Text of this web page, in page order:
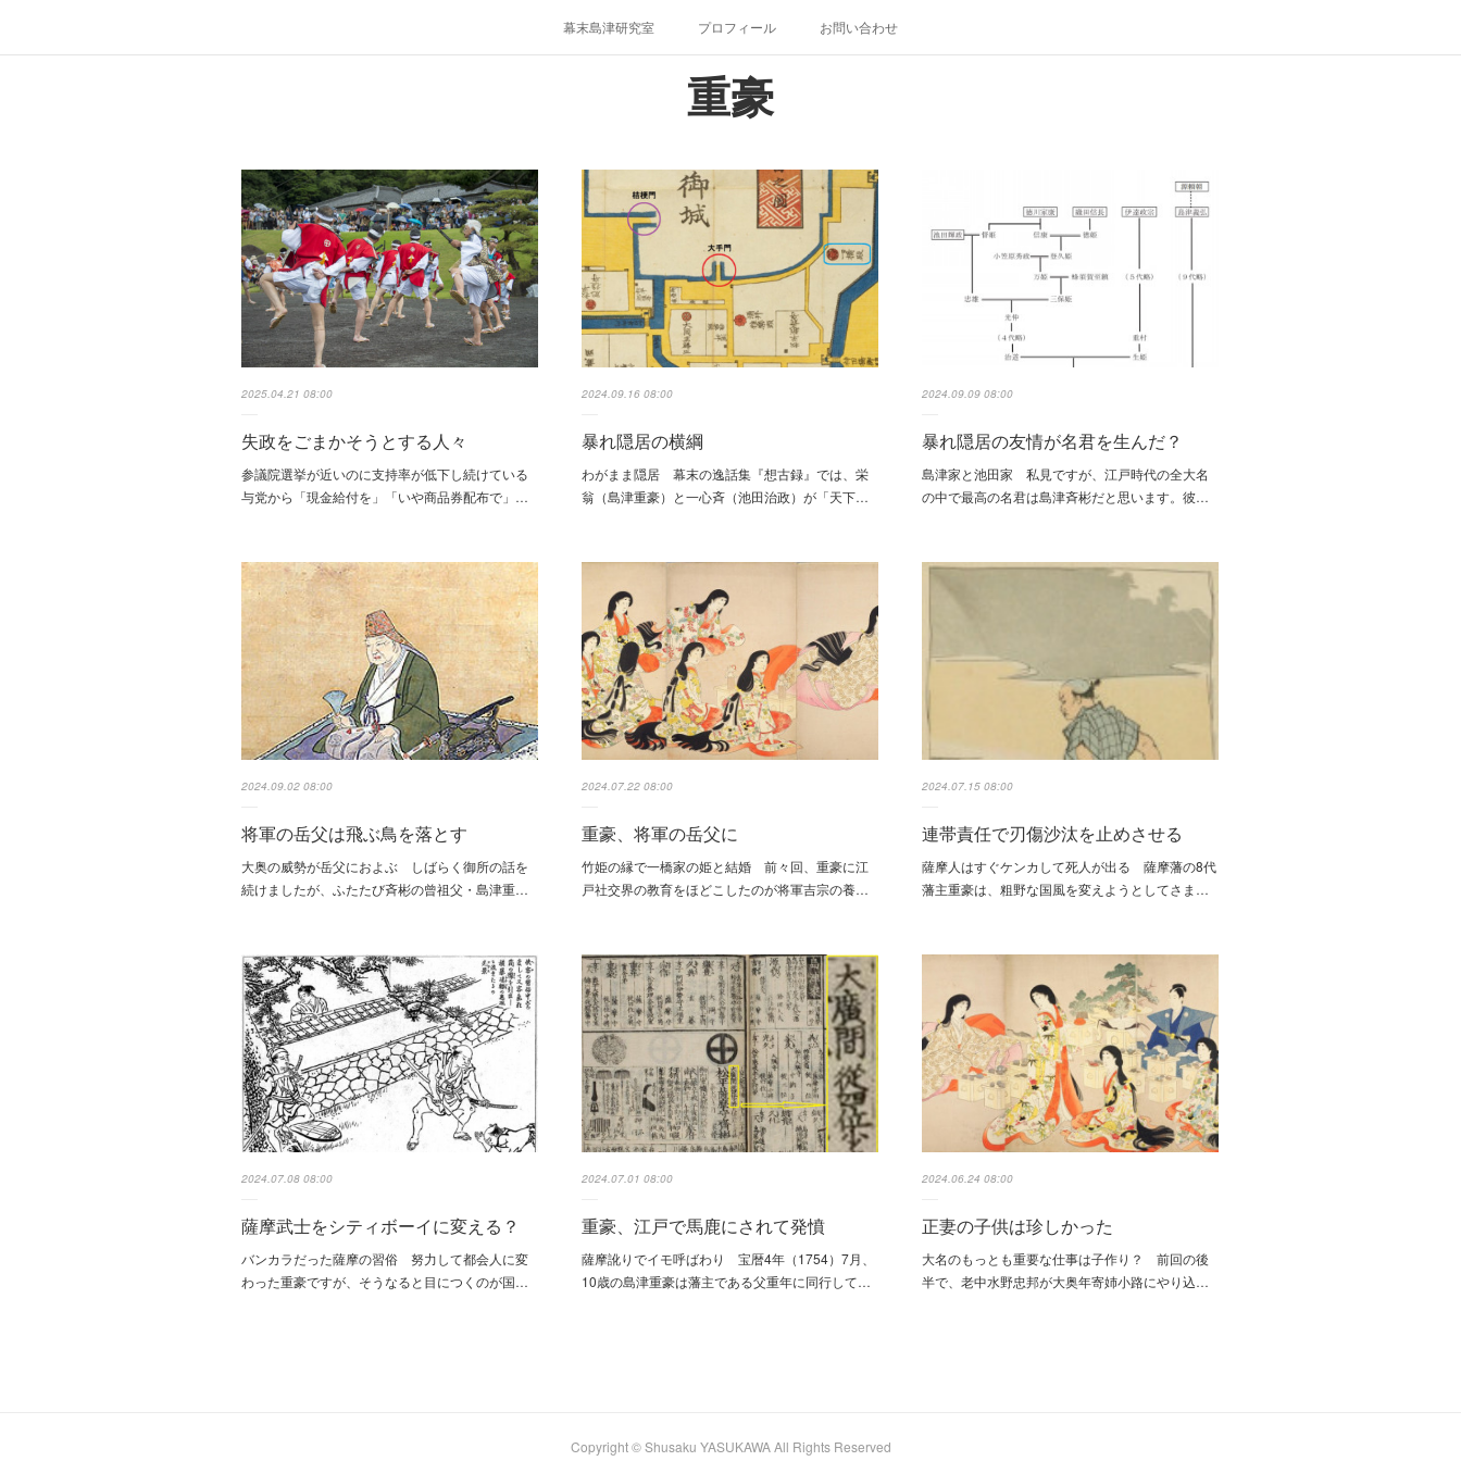
幕末島津研究室 プロフィール お問い合わせ
重豪
2025.04.21 08:00
失政をごまかそうとする人々
参議院選挙が近いのに支持率が低下し続けている
与党から「現金給付を」「いや商品券配布で」…
2024.09.16 08:00
暴れ隠居の横綱
わがまま隠居 幕末の逸話集『想古録』では、栄
翁（島津重豪）と一心斉（池田治政）が「天下…
2024.09.09 08:00
暴れ隠居の友情が名君を生んだ？
島津家と池田家 私見ですが、江戸時代の全大名
の中で最高の名君は島津斉彬だと思います。彼…
2024.09.02 08:00
将軍の岳父は飛ぶ鳥を落とす
大奥の威勢が岳父におよぶ しばらく御所の話を
続けましたが、ふたたび斉彬の曾祖父・島津重…
2024.07.22 08:00
重豪、将軍の岳父に
竹姫の縁で一橋家の姫と結婚 前々回、重豪に江
戸社交界の教育をほどこしたのが将軍吉宗の養…
2024.07.15 08:00
連帯責任で刃傷沙汰を止めさせる
薩摩人はすぐケンカして死人が出る 薩摩藩の8代
藩主重豪は、粗野な国風を変えようとしてさま…
2024.07.08 08:00
薩摩武士をシティボーイに変える？
バンカラだった薩摩の習俗 努力して都会人に変
わった重豪ですが、そうなると目につくのが国…
2024.07.01 08:00
重豪、江戸で馬鹿にされて発憤
薩摩訛りでイモ呼ばわり 宝暦4年（1754）7月、
10歳の島津重豪は藩主である父重年に同行して…
2024.06.24 08:00
正妻の子供は珍しかった
大名のもっとも重要な仕事は子作り？ 前回の後
半で、老中水野忠邦が大奥年寄姉小路にやり込…
Copyright © Shusaku YASUKAWA All Rights Reserved